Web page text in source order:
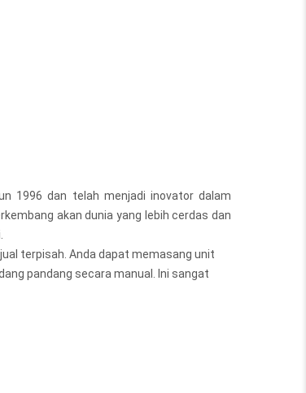
1996 dan telah menjadi inovator dalam
akan dunia yang lebih cerdas dan
terpisah. Anda dapat memasang unit
pandang secara manual. Ini sangat